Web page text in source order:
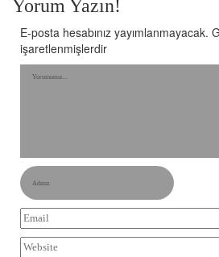
Yorum Yazın!
E-posta hesabınız yayımlanmayacak.
işaretlenmişlerdir